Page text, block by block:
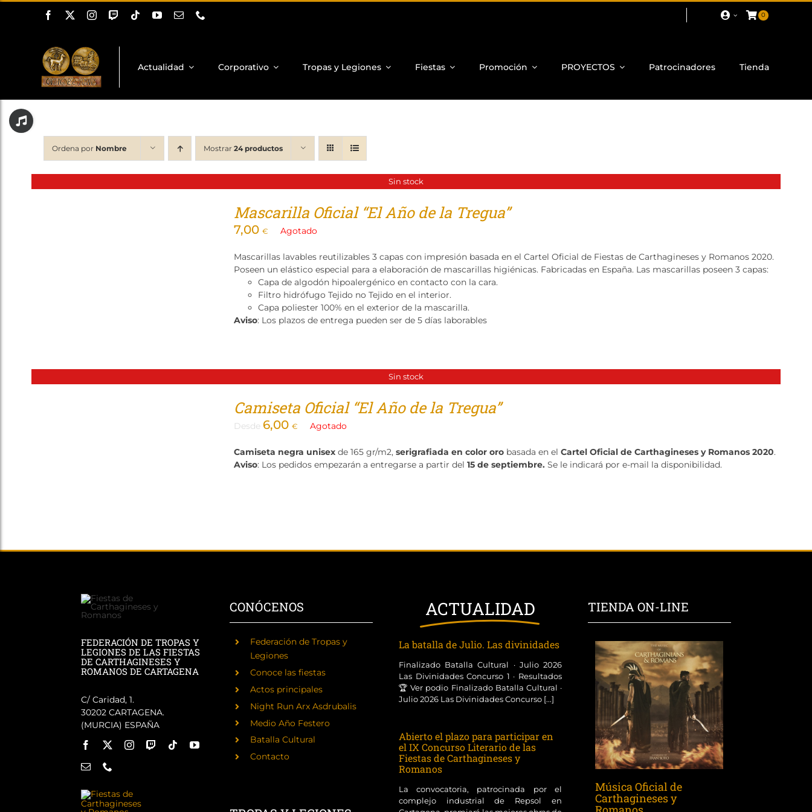
Saltar
0
Actualidad Corporativo Tropas y Legiones Fiestas Promoción PROYECTOS Patrocinadores Tienda
Ordena por Nombre Mostrar 24 productos
Sin stock
Mascarilla Oficial “El Año de la Tregua”
7,00 € Agotado
Mascarillas lavables reutilizables 3 capas con impresión basada en el Cartel Oficial de Fiestas de Carthagineses y Romanos 2020.
Poseen un elástico especial para a elaboración de mascarillas higiénicas. Fabricadas en España. Las mascarillas poseen 3 capas:
Capa de algodón hipoalergénico en contacto con la cara.
Filtro hidrófugo Tejido no Tejido en el interior.
Capa poliester 100% en el exterior de la mascarilla.
Aviso: Los plazos de entrega pueden ser de 5 días laborables
Sin stock
Camiseta Oficial “El Año de la Tregua”
Desde 6,00 € Agotado
Camiseta negra unisexde 165 gr/m2, serigrafiada en color orobasada en el Cartel Oficial de Carthagineses y Romanos 2020.
Aviso: Los pedidos empezarán a entregarse a partir del 15 de septiembre. Se le indicará por e-mail la disponibilidad.
FEDERACIÓN DE TROPAS Y
LEGIONES DE LAS FIESTAS
DE CARTHAGINESES Y
ROMANOS DE CARTAGENA
C/ Caridad, 1.
30202 CARTAGENA.
(MURCIA) ESPAÑA
CONÓCENOS
Federación de Tropas y
Legiones
Conoce las fiestas
Actos principales
Night Run Arx Asdrubalis
Medio Año Festero
Batalla Cultural
Contacto
ACTUALIDAD
La batalla de Julio. Las divinidades
Finalizado Batalla Cultural · Julio 2026
Las Divinidades Concurso 1 · Resultados
🏆 Ver podio Finalizado Batalla Cultural ·
Julio 2026 Las Divinidades Concurso [...]
Abierto el plazo para participar en
el IX Concurso Literario de las
Fiestas de Carthagineses y
Romanos
La convocatoria, patrocinada por el
complejo industrial de Repsol en
TIENDA ON-LINE
Música Oficial de
Carthagineses y
Toggle
Sliding